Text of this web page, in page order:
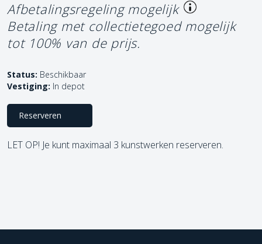
Afbetalingsregeling mogelijk
Betaling met collectietegoed mogelijk
tot 100% van de prijs.
Status: Beschikbaar
Vestiging: In depot
Reserveren
LET OP! Je kunt maximaal 3 kunstwerken reserveren.